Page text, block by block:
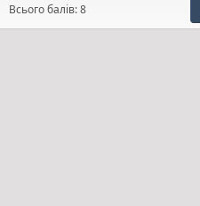
Всього балів: 8